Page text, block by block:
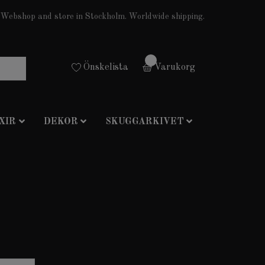
Webshop and store in Stockholm. Worldwide shipping.
Önskelista Varukorg
DEKOR SKUGGARKIVET